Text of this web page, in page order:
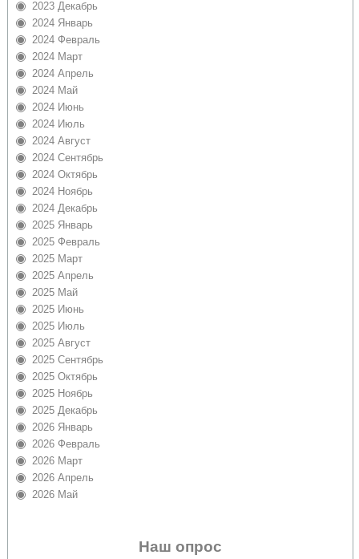
2023 Декабрь
2024 Январь
2024 Февраль
2024 Март
2024 Апрель
2024 Май
2024 Июнь
2024 Июль
2024 Август
2024 Сентябрь
2024 Октябрь
2024 Ноябрь
2024 Декабрь
2025 Январь
2025 Февраль
2025 Март
2025 Апрель
2025 Май
2025 Июнь
2025 Июль
2025 Август
2025 Сентябрь
2025 Октябрь
2025 Ноябрь
2025 Декабрь
2026 Январь
2026 Февраль
2026 Март
2026 Апрель
2026 Май
Наш опрос